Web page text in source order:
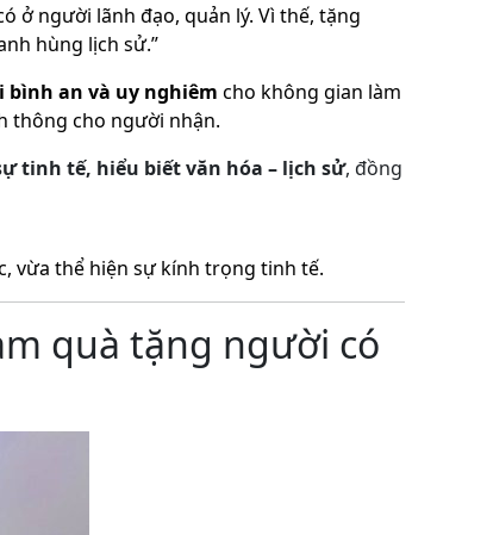
ở người lãnh đạo, quản lý. Vì thế, tặng
hùng lịch sử.”
an và uy nghiêm cho không gian làm
thông cho người nhận.
tinh tế, hiểu biết văn hóa – lịch sử, đồng
vừa thể hiện sự kính trọng tinh tế.
quà tặng người có